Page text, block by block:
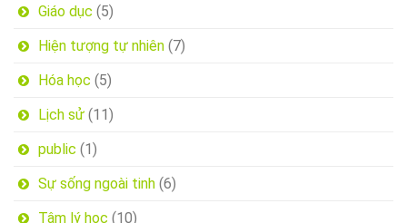
Giáo dục (5)
Hiện tượng tự nhiên (7)
Hóa học (5)
Lịch sử (11)
public (1)
Sự sống ngoài tinh (6)
Tâm lý học (10)